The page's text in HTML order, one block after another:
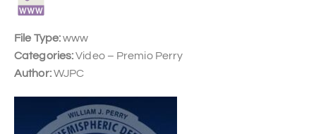
File Type:www
Categories:Video – Premio Perry
Author:WJPC